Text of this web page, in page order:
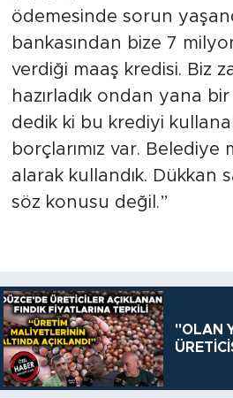
ödemesinde sorun
bankasından bize 7
verdiği maaş kredisi. Biz
hazırladık ondan yana
dedik ki bu krediyi
borçlarımız var.
alarak kullandık. Dükkan
söz konusu değil.”
"OLAN